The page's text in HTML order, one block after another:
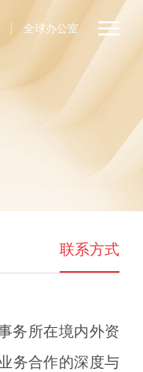
全球办公室
联系方式
务所在境内外资
务合作的深度与